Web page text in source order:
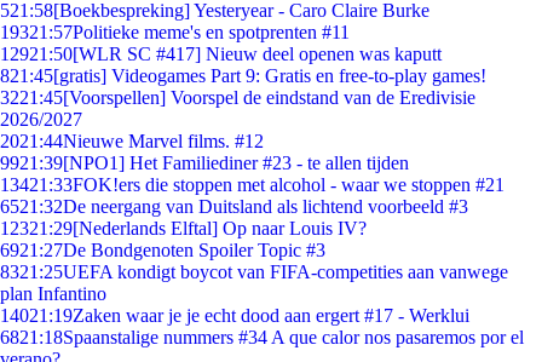
521:58[Boekbespreking] Yesteryear - Caro Claire Burke
19321:57Politieke meme's en spotprenten #11
12921:50[WLR SC #417] Nieuw deel openen was kaputt
821:45[gratis] Videogames Part 9: Gratis en free-to-play games!
3221:45[Voorspellen] Voorspel de eindstand van de Eredivisie
2026/2027
2021:44Nieuwe Marvel films. #12
9921:39[NPO1] Het Familiediner #23 - te allen tijden
13421:33FOK!ers die stoppen met alcohol - waar we stoppen #21
6521:32De neergang van Duitsland als lichtend voorbeeld #3
12321:29[Nederlands Elftal] Op naar Louis IV?
6921:27De Bondgenoten Spoiler Topic #3
8321:25UEFA kondigt boycot van FIFA-competities aan vanwege
plan Infantino
14021:19Zaken waar je je echt dood aan ergert #17 - Werklui
6821:18Spaanstalige nummers #34 A que calor nos pasaremos por el